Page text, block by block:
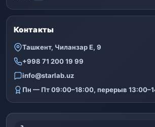
Контакты
Ташкент, Чиланзар Е, 9
+998 71 200 19 99
info@starlab.uz
Пн — Пт 09:00–18:00, перерыв